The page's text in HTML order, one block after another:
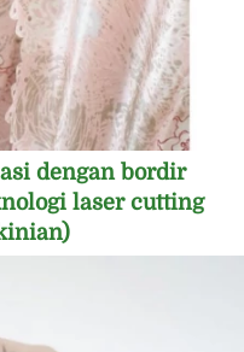
dengan bordir
laser cutting